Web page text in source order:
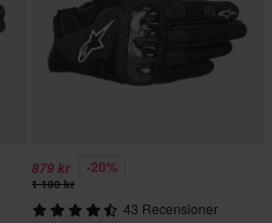
879 kr -20%
1 100 kr
43 Recensioner